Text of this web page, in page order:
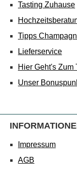
Tasting Zuhause
Tipps
Lieferservice
Hier Geht's Zum
Unser
Impressum
AGB